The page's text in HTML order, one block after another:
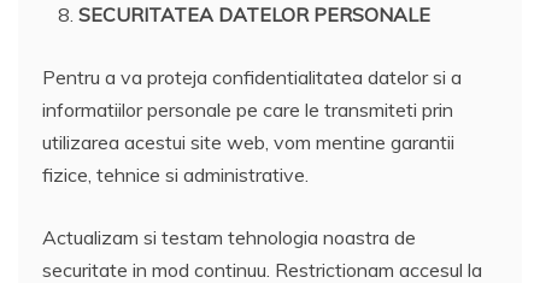
SECURITATEA DATELOR PERSONALE
Pentru a va proteja confidentialitatea datelor si a
informatiilor personale pe care le transmiteti prin
utilizarea acestui site web, vom mentine garantii
fizice, tehnice si administrative.
Actualizam si testam tehnologia noastra de
securitate in mod continuu. Restrictionam accesul la